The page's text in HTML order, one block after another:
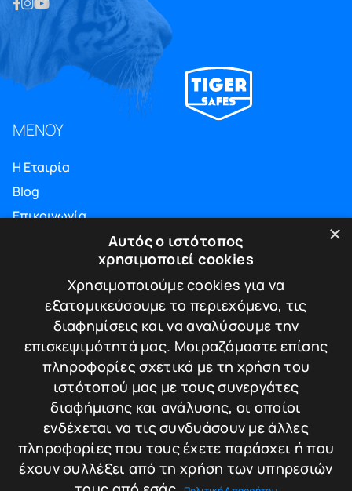
ΜΕΝΟΥ
Η Εταιρία
Blog
Επικοινωνία
ΠΛΗΡΟΦΟΡΙΕΣ
Πιστοποιήσεις
Πολιτική απορρήτου
Τρόποι πληρωμής
Πολιτική Επιστροφών / Ακυρώσεων
ΕΠΙΚΟΙΝΩΝΙΑ
Λεωφ. Κωνσταντίνου Καραμανλή 174
Τ.Κ. 542 48 - Θεσσαλονίκη
T.+30.2310.30.39.35 T.+30.2310.220.221
E.info@tigersafes.gr
×
Αυτός ο ιστότοπος
χρησιμοποιεί cookies
Χρησιμοποιούμε cookies για να
εξατομικεύσουμε το περιεχόμενο, τις
διαφημίσεις και να αναλύσουμε την
επισκεψιμότητά μας. Μοιραζόμαστε επίσης
πληροφορίες σχετικά με τη χρήση του
ιστότοπού μας με τους συνεργάτες
διαφήμισης και ανάλυσης, οι οποίοι
ενδέχεται να τις συνδυάσουν με άλλες
πληροφορίες που τους έχετε παράσχει ή που
έχουν συλλέξει από τη χρήση των υπηρεσιών